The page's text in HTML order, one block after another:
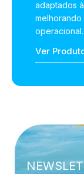
adaptados
operacional.
Ver